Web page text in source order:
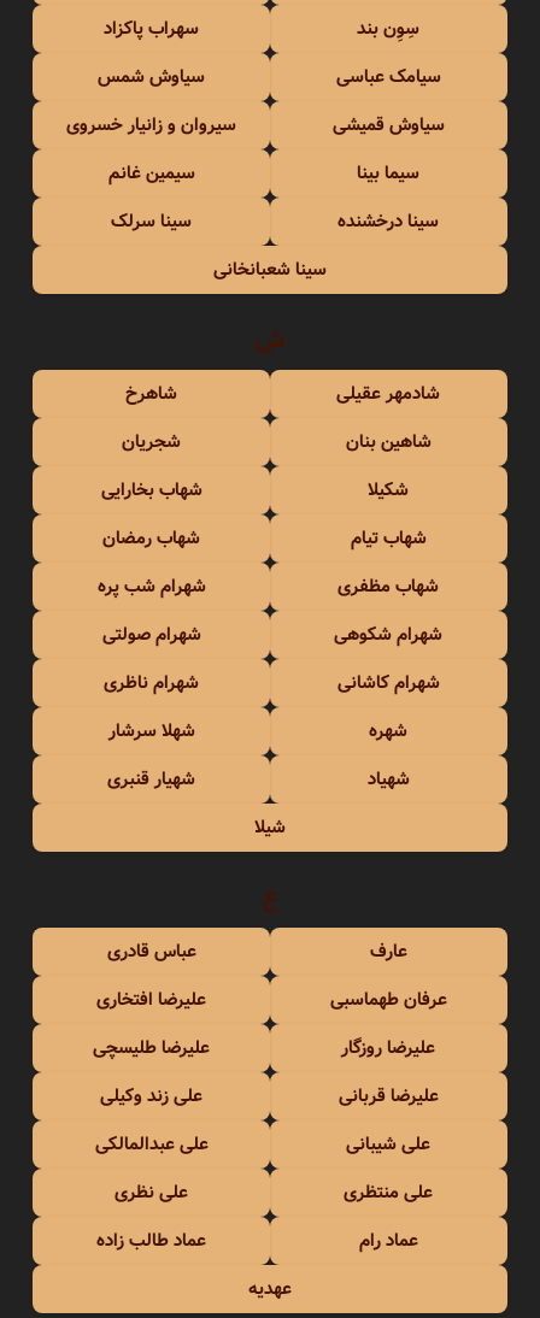
سِوِن بند
سهراب پاکزاد
سیامک عباسی
سیاوش شمس
سیاوش قمیشی
سیروان و زانیار خسروی
سیما بینا
سیمین غانم
سینا درخشنده
سینا سرلک
سینا شعبانخانی
ش
شادمهر عقیلی
شاهرخ
شاهین بنان
شجریان
شکیلا
شهاب بخارایی
شهاب تیام
شهاب رمضان
شهاب مظفری
شهرام شب پره
شهرام شکوهی
شهرام صولتی
شهرام کاشانی
شهرام ناظری
شهره
شهلا سرشار
شهیاد
شهیار قنبری
شیلا
ع
عارف
عباس قادری
عرفان طهماسبی
علیرضا افتخاری
علیرضا روزگار
علیرضا طلیسچی
علیرضا قربانی
علی زند وکیلی
علی شیبانی
علی عبدالمالکی
علی منتظری
علی نظری
عماد رام
عماد طالب زاده
عهدیه